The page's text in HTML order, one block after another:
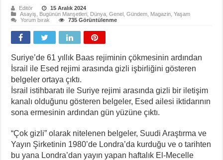
Editör
15 Aralık 2024
Asayiş
Bugünün Manşetleri Dünya ,Genel ,Gündem Magazin ,Yaşam
Yorum bırak
735 Görüntülenme
Suriye’de 61 yıllık Baas rejiminin çökmesinin ardından
İsrail ile Esed rejimi arasında gizli işbirliğini gösteren
belgeler ortaya çıktı.
İsrail istihbaratı ile Suriye rejimi arasında gizli bir iletişim
kanalı olduğunu gösteren belgeler, Esed ailesi iktidarının
sona ermesinin ardından gün yüzüne çıktı.
“Çok gizli” olarak nitelenen belgeler, Suudi Araştırma ve
Yayın Şirketinin 1980’de Londra’da kurduğu ve o tarihten
bu yana Londra’dan yayın yapan haftalık El-Mecelle